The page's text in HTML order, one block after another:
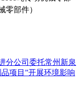
零部件）
分公司委托常州新泉
项目”开展环境影响